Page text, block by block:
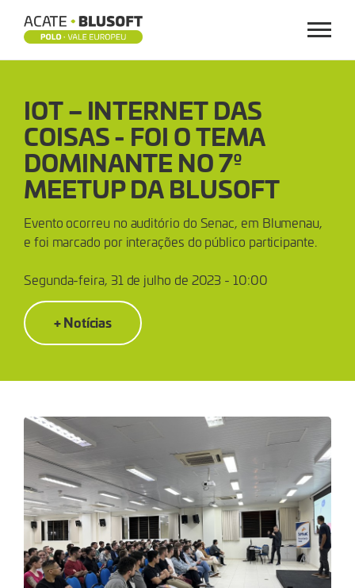
Menu
INTERNET
DAS
COISAS
FOI
TEMA
DOMINANTE
NO
7º
MEETUP
DA
IOT – INTERNET DAS
COISAS - FOI O TEMA
DOMINANTE NO 7º
MEETUP DA BLUSOFT
Evento ocorreu no auditório do Senac, em Blumenau,
e foi marcado por interações do público participante.
Segunda-feira, 31 de julho de 2023 - 10:00
+ Notícias